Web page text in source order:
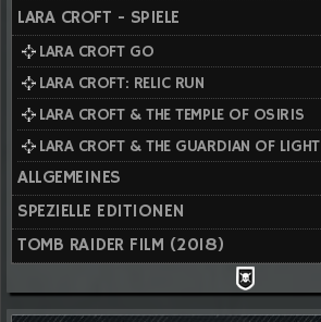
LARA CROFT - SPIELE
LARA CROFT GO
LARA CROFT: RELIC RUN
LARA CROFT & THE TEMPLE OF OSIRIS
LARA CROFT & THE GUARDIAN OF LIGHT
ALLGEMEINES
SPEZIELLE EDITIONEN
TOMB RAIDER FILM (2018)